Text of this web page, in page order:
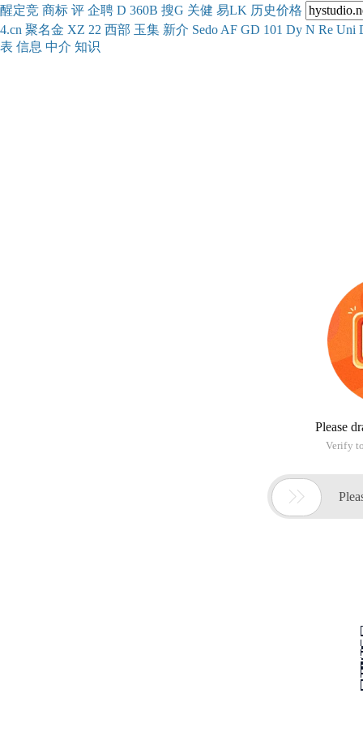
醒定竞 商标 评 企聘 D 360B 搜G 关健 易LK 历史价格
4.cn 聚名金 XZ 22 西部 玉集 新介 Sedo AF GD 101 Dy N Re Uni
表 信息 中介 知识